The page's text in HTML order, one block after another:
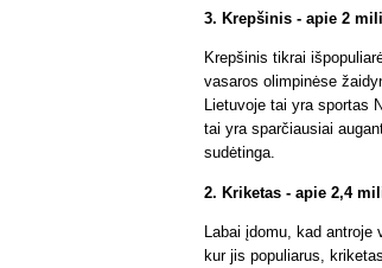
3. Krepšinis - apie 2
Krepšinis tikrai
vasaros olimpinėse
Lietuvoje tai yra sportas
tai yra sparčiausiai
sudėtinga.
2. Kriketas - apie 2,4
Labai įdomu, kad
kur jis populiarus,